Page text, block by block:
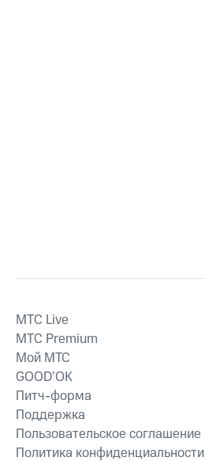
MTС Live
MTС Premium
Мой МТС
GOOD’OK
Питч-форма
Поддержка
Пользовательское соглашение
Политика конфиденциальности